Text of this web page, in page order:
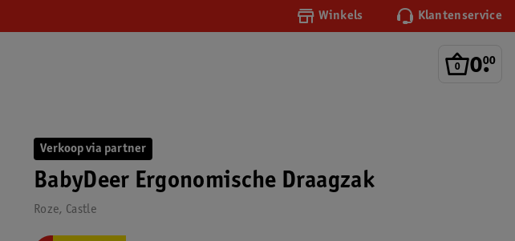
Winkels Klantenservice
0.
00
Verkoop via partner
BabyDeer Ergonomische Draagzak
Roze, Castle